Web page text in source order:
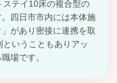
テイ10床の複合型の
四日市市内には本体施
があり密接に連携を取
いうこともありアッ
場です。